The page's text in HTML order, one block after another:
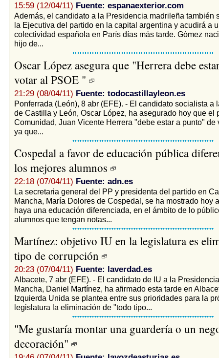
15:59 (12/04/11) Fuente: espanaexterior.com
Además, el candidato a la Presidencia madrileña también
la Ejecutiva del partido en la capital argentina y acudirá a
colectividad española en París días más tarde. Gómez
hijo de...
Oscar López asegura que "Herrera debe
votar al PSOE "
21:29 (08/04/11) Fuente: todocastillayleon.es
Ponferrada (León), 8 abr (EFE). - El candidato socialista a
de Castilla y León, Oscar López, ha asegurado hoy que el
Comunidad, Juan Vicente Herrera "debe estar a punto" de
ya que...
Cospedal a favor de educación pública
los mejores alumnos
22:18 (07/04/11) Fuente: adn.es
La secretaria general del PP y presidenta del partido en
Mancha, María Dolores de Cospedal, se ha mostrado hoy
haya una educación diferenciada, en el ámbito de lo
alumnos que tengan notas...
Martínez: objetivo IU en la legislatura es
tipo de corrupción
20:23 (07/04/11) Fuente: laverdad.es
Albacete, 7 abr (EFE). - El candidato de IU a la
Mancha, Daniel Martínez, ha afirmado esta tarde en
Izquierda Unida se plantea entre sus prioridades para la
legislatura la eliminación de "todo tipo...
"Me gustaría montar una guardería o un
decoración"